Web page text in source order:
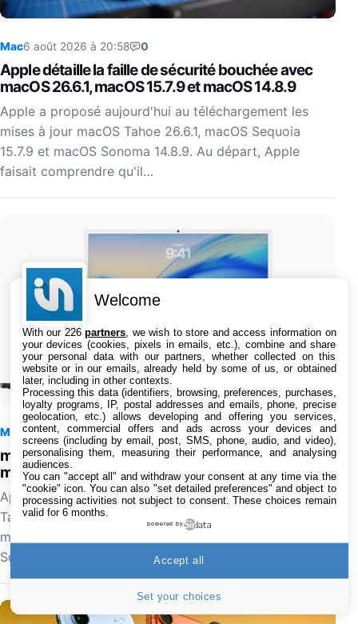
Mac6 août 2026 à 20:58 0
Apple détaille la faille de sécurité bouchée avec
macOS 26.6.1, macOS 15.7.9 et macOS 14.8.9
Apple a proposé aujourd'hui au téléchargement les
mises à jour macOS Tahoe 26.6.1, macOS Sequoia
15.7.9 et macOS Sonoma 14.8.9. Au départ, Apple
faisait comprendre qu'il…
Mac6 août 2026 à 19:55 0
macOS 26.6.1 est disponible, avec macOS 15.7.9 et
macOS 14.8.9
Apple vient de proposer au téléchargement macOS
Tahoe 26.6.1 (build 25G76) sur Mac. Il y a également
macOS Sequoia 15.7.9 (build 24G830) et macOS
Sonoma 14.8.9…
Welcome
With our 226partners , we wish to store and access information on
your devices (cookies, pixels in emails, etc.), combine and share
your personal data with our partners, whether collected on this
website or in our emails, already held by some of us, or obtained
later, including in other contexts.
Processing this data (identifiers, browsing, preferences, purchases,
loyalty programs, IP, postal addresses and emails, phone, precise
geolocation, etc.) allows developing and offering you services,
content, commercial offers and ads across your devices and
screens (including by email, post, SMS, phone, audio, and video),
personalising them, measuring their performance, and analysing
audiences.
You can "accept all" and withdraw your consent at any time via the
"cookie" icon. You can also "set detailed preferences" and object to
processing activities not subject to consent. These choices remain
valid for 6 months.
powered by
Set your choices
Accept all